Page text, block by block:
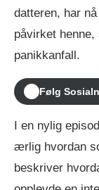
datteren, har
påvirket
panikkanfall.
Følg
I en nylig
ærlig hvordan
beskriver